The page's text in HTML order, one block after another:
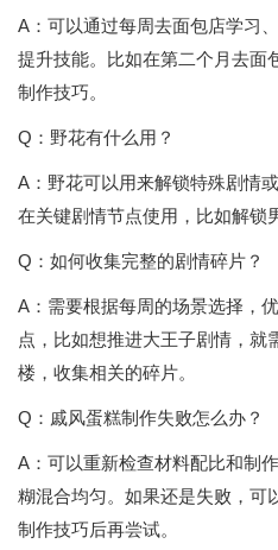
A：可以通过每周去面包店学习
提升技能。比如在第二个月去面
制作技巧。
Q：野花有什么用？
A：野花可以用来解锁特殊剧情
在关键剧情节点使用，比如解锁
Q：如何收集完整的剧情碎片？
A：需要根据每周的场景选择，
点，比如想推进大王子剧情，就
楼，收集相关的碎片。
Q：戚风蛋糕制作失败怎么办？
A：可以重新检查材料配比和制
糊混合均匀。如果还是失败，可
制作技巧后再尝试。